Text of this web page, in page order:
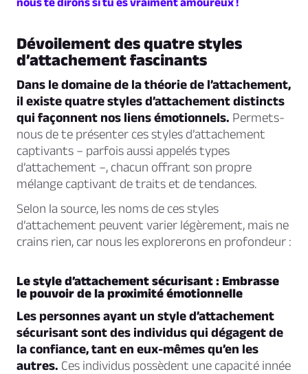
Dévoilement des quatre styles
d’attachement fascinants
Dans le domaine de la théorie de l’attachement,
il existe quatre styles d’attachement distincts
qui façonnent nos liens émotionnels. Permets-
nous de te présenter ces styles d’attachement
captivants – parfois aussi appelés types
d’attachement –, chacun offrant son propre
mélange captivant de traits et de tendances.
Selon la source, les noms de ces styles
d’attachement peuvent varier légèrement, mais ne
crains rien, car nous les explorerons en profondeur :
Le style d’attachement sécurisant : Embrasse
le pouvoir de la proximité émotionnelle
Les personnes ayant un style d’attachement
sécurisant sont des individus qui dégagent de
la confiance, tant en eux-mêmes qu’en les
autres. Ces individus possèdent une capacité innée